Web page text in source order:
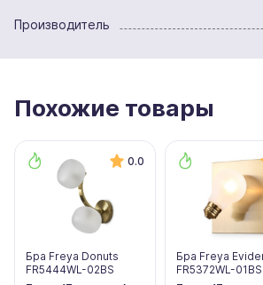
Производитель
Похожие товары
0.0
Бра Freya Donuts
FR5444WL-02BS
Бра Freya
FR5372WL-01BS